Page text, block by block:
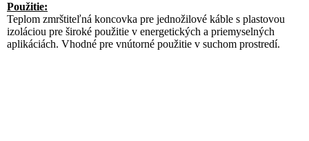
Použitie:
Teplom zmrštiteľná koncovka pre jednožilové káble s plastovou
izoláciou pre široké použitie v energetických a priemyselných
aplikáciách. Vhodné pre vnútorné použitie v suchom prostredí.